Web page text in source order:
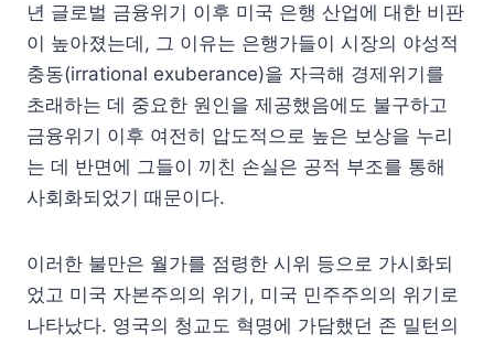
년 글로벌 금융위기 이후 미국 은행 산업에 대한 비판
이 높아졌는데, 그 이유는 은행가들이 시장의 야성적
충동(irrational exuberance)을 자극해 경제위기를
초래하는 데 중요한 원인을 제공했음에도 불구하고
금융위기 이후 여전히 압도적으로 높은 보상을 누리
는 데 반면에 그들이 끼친 손실은 공적 부조를 통해
사회화되었기 때문이다.
이러한 불만은 월가를 점령한 시위 등으로 가시화되
었고 미국 자본주의의 위기, 미국 민주주의의 위기로
나타났다. 영국의 청교도 혁명에 가담했던 존 밀턴의